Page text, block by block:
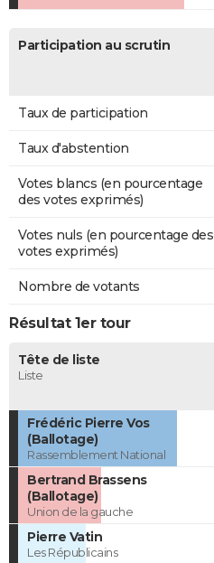
Participation au scrutin
Taux de participation
Taux d'abstention
Votes blancs (en pourcentage
des votes exprimés)
Votes nuls (en pourcentage des
votes exprimés)
Nombre de votants
Résultat 1er tour
Tête de liste
Liste
Frédéric Pierre Vos
(Ballotage)
Rassemblement National
Bertrand Brassens
(Ballotage)
Union de la gauche
Pierre Vatin
Les Républicains